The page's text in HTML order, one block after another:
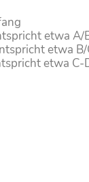
etwa A/
etwa B/
etwa C-